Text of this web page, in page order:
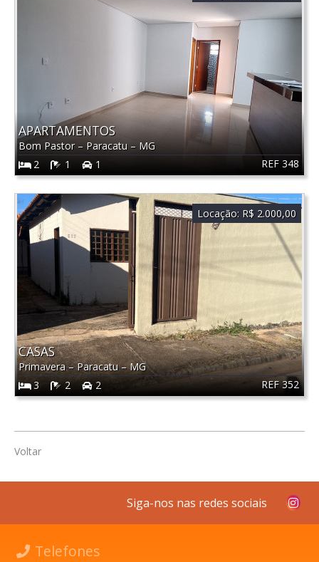
REF 348
APARTAMENTOS
Bom Pastor – Paracatu – MG
2
1 1
REF 352
CASAS
Primavera–Paracatu–MG
3
2 2
Locação: R$ 2.000,00
Voltar
Siga-nos nas redes sociais
Telefones